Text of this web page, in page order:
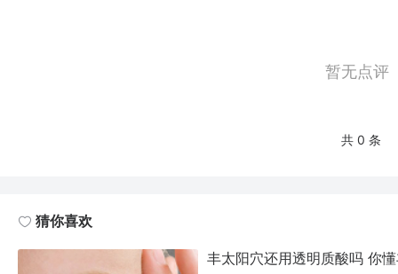
暂无点评
共 0 条
猜你喜欢
丰太阳穴还用透明质酸吗 你